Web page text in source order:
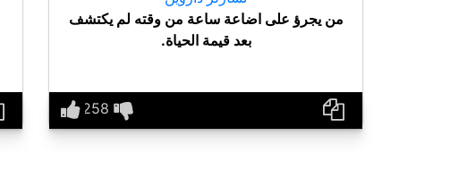
من يجرؤ على اضاعة ساعة من وقته لم يكتشف
بعد قيمة الحياة.